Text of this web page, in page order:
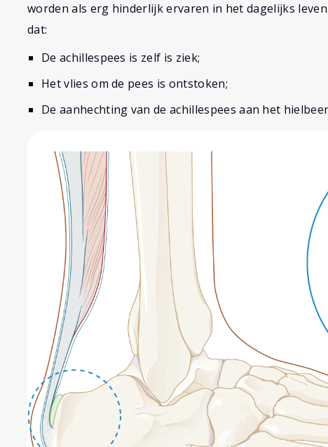
worden als erg hinderlijk ervaren in het dagelijks
dat:
De achillespees is zelf is ziek;
Het vlies om de pees is ontstoken;
De aanhechting van de achillespees aan het